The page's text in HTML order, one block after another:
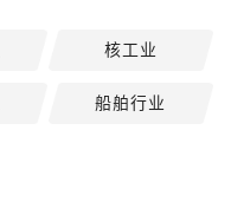
核工业
船舶行业